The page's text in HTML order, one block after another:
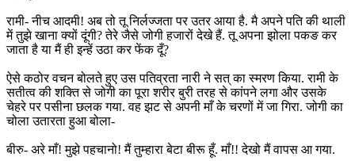
रामी- नीच आदमी! अब तो तू निर्लज्जता पर उतर आया है. मै अपने पति की थाली
में तुझे खाना क्यों दूंगी? तेरे जैसे जोगी हजारों देखे हैं. तू अपना झोला पकङ कर
जाता है या मैं ही इन्हें उठा कर फेंक दूँ?
ऐसे कठोर वचन बोलते हुए उस पतिव्रता नारी ने सत् का स्मरण किया. रामी के
सतीत्व की शक्ति से जोगी का पूरा शरीर बुरी तरह से कांपने लगा और उसके
चेहरे पर पसीना छलक गया. वह झट से अपनी माँ के चरणों में जा गिरा. जोगी का
चोला उतारता हुआ बोला-
बीरु- अरे माँ! मुझे पहचानो! मैं तुम्हारा बेटा बीरू हूँ. माँ!! देखो मैं वापस आ गया.